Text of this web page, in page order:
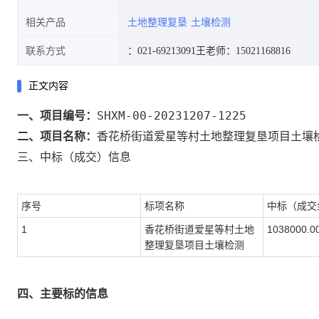
相关产品 土地整理复垦 土壤检测
联系方式 ：021-69213091 王老师：15021168816
正文内容
一、项目编号： SHXM-00-20231207-1225
二、项目名称： 香花桥街道爱星等村土地整理复垦项目土壤
三、中标（成交）信息
序号 标项名称 中标（成
1
香花桥街道爱星等村土地
整理复垦项目土壤检测
四、主要标的信息